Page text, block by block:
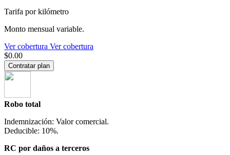
Tarifa por kilómetro
Monto mensual variable.
Ver cobertura Ver cobertura
$0.00
Contratar plan
Robo total
Indemnización: Valor comercial.
Deducible: 10%.
RC por daños a terceros